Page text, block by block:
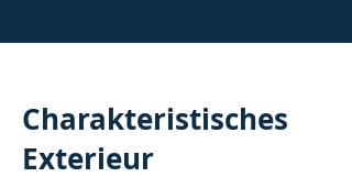
Charakteristisches
Exterieur